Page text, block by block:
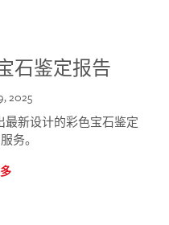
石鉴定报告
2025
最新设计的彩色宝石鉴定
务。